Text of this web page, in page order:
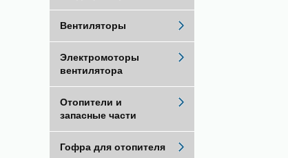
Вентиляторы
Электромоторы
вентилятора
Отопители и
запасные части
Гофра для отопителя